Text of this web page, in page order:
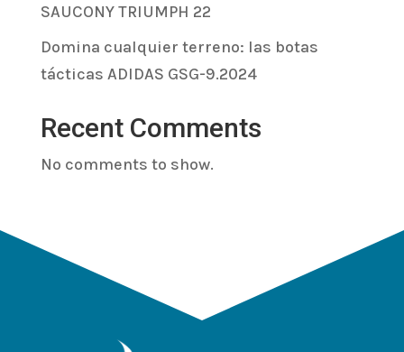
SAUCONY TRIUMPH 22
Domina cualquier terreno: las botas
tácticas ADIDAS GSG-9.2024
Recent Comments
No comments to show.